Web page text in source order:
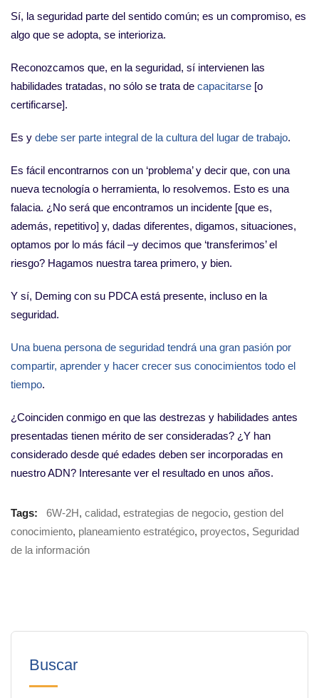
Sí, la seguridad parte del sentido común; es un compromiso, es
algo que se adopta, se interioriza.
Reconozcamos que, en la seguridad, sí intervienen las
habilidades tratadas, no sólo se trata de capacitarse [o
certificarse].
Es y debe ser parte integral de la cultura del lugar de trabajo.
Es fácil encontrarnos con un ‘problema’ y decir que, con una
nueva tecnología o herramienta, lo resolvemos. Esto es una
falacia. ¿No será que encontramos un incidente [que es,
además, repetitivo] y, dadas diferentes, digamos, situaciones,
optamos por lo más fácil –y decimos que ‘transferimos’ el
riesgo? Hagamos nuestra tarea primero, y bien.
Y sí, Deming con su PDCA está presente, incluso en la
seguridad.
Una buena persona de seguridad tendrá una gran pasión por
compartir, aprender y hacer crecer sus conocimientos todo el
tiempo.
¿Coinciden conmigo en que las destrezas y habilidades antes
presentadas tienen mérito de ser consideradas? ¿Y han
considerado desde qué edades deben ser incorporadas en
nuestro ADN? Interesante ver el resultado en unos años.
Tags: 6W-2H, calidad, estrategias de negocio, gestion del
conocimiento, planeamiento estratégico, proyectos, Seguridad
de la información
Buscar